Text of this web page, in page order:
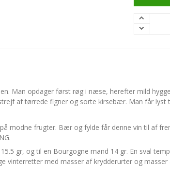
Man opdager først røg i næse, herefter mild
af tørrede figner og sorte kirsebær. Man får lyst
modne frugter. Bær og fylde får denne vin til af
gr, og til en Bourgogne mand 14 gr. En sval
vinterretter med masser af krydderurter og masser